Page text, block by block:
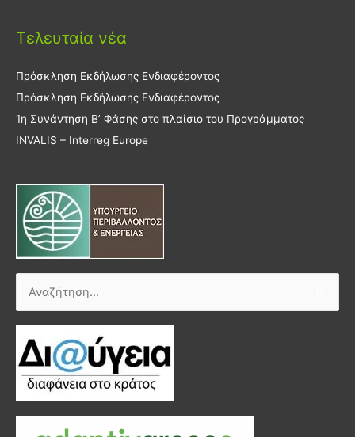
Τελευταία νέα
Πρόσκληση Εκδήλωσης Ενδιαφέροντος
Πρόσκληση Εκδήλωσης Ενδιαφέροντος
1η Συνάντηση Β’ Φάσης στο πλαίσιο του Προγράμματος
INVALIS – Interreg Europe
Αναζήτηση